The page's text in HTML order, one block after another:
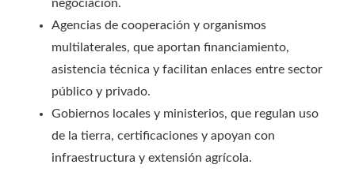
negociación.
Agencias de cooperación y organismos
multilaterales, que aportan financiamiento,
asistencia técnica y facilitan enlaces entre sector
público y privado.
Gobiernos locales y ministerios, que regulan uso
de la tierra, certificaciones y apoyan con
infraestructura y extensión agrícola.